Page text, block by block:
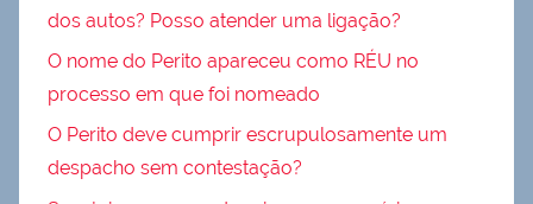
dos autos? Posso atender uma ligação?
O nome do Perito apareceu como RÉU no
processo em que foi nomeado
O Perito deve cumprir escrupulosamente um
despacho sem contestação?